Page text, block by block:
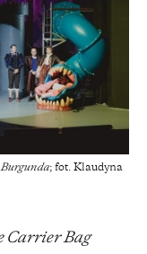
; fot. Klaudyna
Carrier Bag